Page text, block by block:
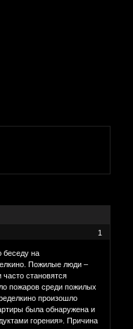
1
беседу на
Пожилые люди –
становятся
пожаров среди пожилых
произошло
была обнаружена и
горения». Причина